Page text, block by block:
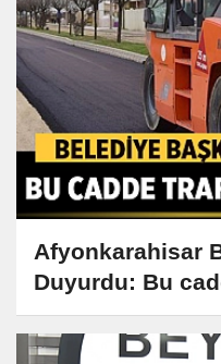
Afyonkarahisar
Duyurdu: Bu
kapatılıyor!